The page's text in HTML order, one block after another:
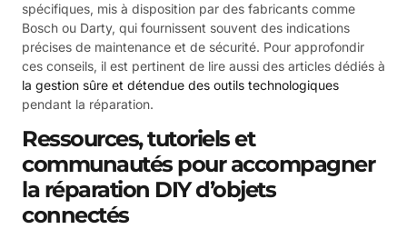
spécifiques, mis à disposition par des fabricants comme
Bosch ou Darty, qui fournissent souvent des indications
précises de maintenance et de sécurité. Pour approfondir
ces conseils, il est pertinent de lire aussi des articles dédiés à
la gestion sûre et détendue des outils technologiques
pendant la réparation.
Ressources, tutoriels et
communautés pour accompagner
la réparation DIY d’objets
connectés